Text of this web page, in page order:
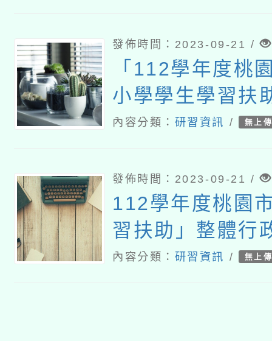
發佈時間：2023-09-21 /
「112學年度桃
小學學生學習扶
推動計畫子計畫
學科
內容分類： 研習資訊 / 無上
發佈時間：2023-09-21 /
112學年度桃園
習扶助」整體行
子計畫十一-2：
內容分類： 研習資訊 / 無上